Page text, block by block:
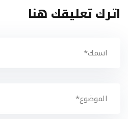
اترك تعليقك هنا